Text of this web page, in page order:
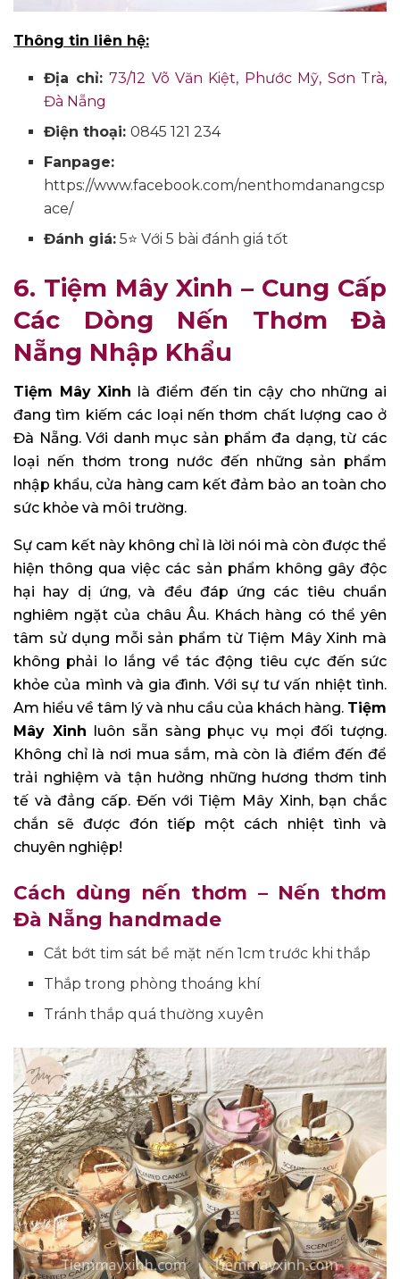
Thông tin liên hệ:
Địa chỉ:73/12 Võ Văn Kiệt, Phước Mỹ, Sơn Trà,
Đà Nẵng
Điện thoại:0845 121 234
Fanpage:
https://www.facebook.com/nenthomdanangcsp
ace/
Đánh giá: 5⭐ Với 5 bài đánh giá tốt
6. Tiệm Mây Xinh – Cung Cấp
Các Dòng Nến Thơm Đà
Nẵng Nhập Khẩu
Tiệm Mây Xinh là điểm đến tin cậy cho những ai
đang tìm kiếm các loại nến thơm chất lượng cao ở
Đà Nẵng. Với danh mục sản phẩm đa dạng, từ các
loại nến thơm trong nước đến những sản phẩm
nhập khẩu, cửa hàng cam kết đảm bảo an toàn cho
sức khỏe và môi trường.
Sự cam kết này không chỉ là lời nói mà còn được thể
hiện thông qua việc các sản phẩm không gây độc
hại hay dị ứng, và đều đáp ứng các tiêu chuẩn
nghiêm ngặt của châu Âu. Khách hàng có thể yên
tâm sử dụng mỗi sản phẩm từ Tiệm Mây Xinh mà
không phải lo lắng về tác động tiêu cực đến sức
khỏe của mình và gia đình. Với sự tư vấn nhiệt tình.
Am hiểu về tâm lý và nhu cầu của khách hàng. Tiệm
Mây Xinh luôn sẵn sàng phục vụ mọi đối tượng.
Không chỉ là nơi mua sắm, mà còn là điểm đến để
trải nghiệm và tận hưởng những hương thơm tinh
tế và đẳng cấp. Đến với Tiệm Mây Xinh, bạn chắc
chắn sẽ được đón tiếp một cách nhiệt tình và
chuyên nghiệp!
Cách dùng nến thơm – Nến thơm
Đà Nẵng handmade
Cắt bớt tim sát bề mặt nến 1cm trước khi thắp
Thắp trong phòng thoáng khí
Tránh thắp quá thường xuyên